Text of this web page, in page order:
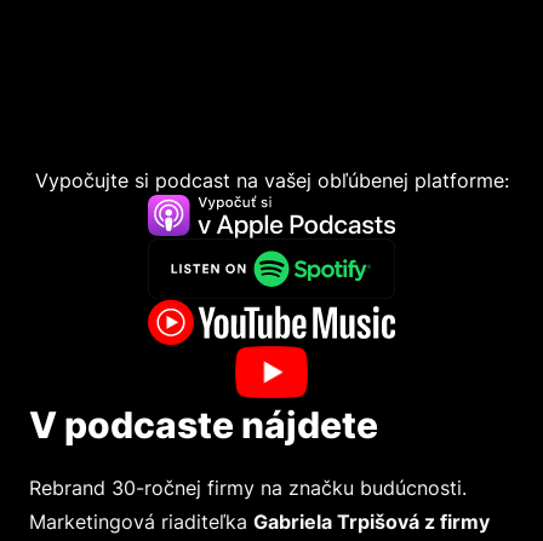
Vypočujte si podcast na vašej obľúbenej platforme:
V podcaste nájdete
Rebrand 30-ročnej firmy na značku budúcnosti.
Marketingová riaditeľka Gabriela Trpišová z firmy